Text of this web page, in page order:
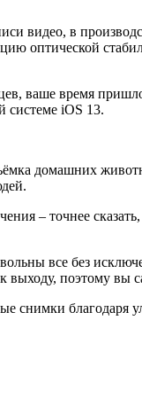
видео, в
оптической
ваше время
системе iOS 13.
домашних
– точнее
все без
выходу, поэтому вы
снимки благодаря